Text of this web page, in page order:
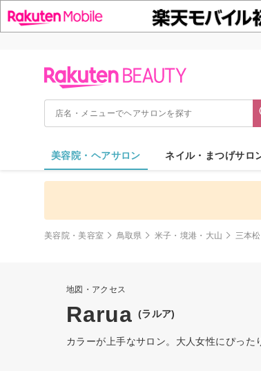
美容院・ヘアサロン ネイル・まつげサロ
美容院・美容室 鳥取県 米子・境港・大山 三本
地図・アクセス
Rarua (ラルア)
カラーが上手なサロン。大人女性にぴった